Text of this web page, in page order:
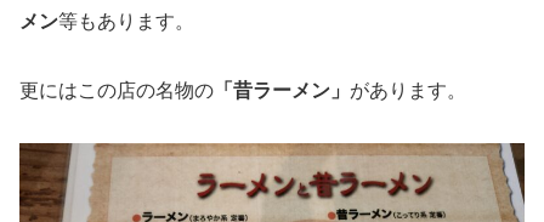
メン等もあります。
更にはこの店の名物の 「昔ラーメン」 があります。